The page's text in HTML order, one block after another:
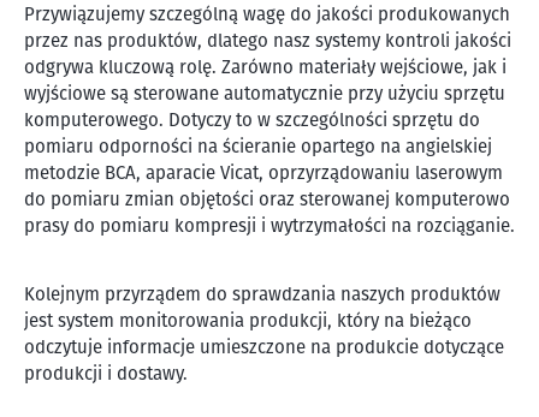
Przywiązujemy szczególną wagę do jakości produkowanych
przez nas produktów, dlatego nasz systemy kontroli jakości
odgrywa kluczową rolę. Zarówno materiały wejściowe, jak i
wyjściowe są sterowane automatycznie przy użyciu sprzętu
komputerowego. Dotyczy to w szczególności sprzętu do
pomiaru odporności na ścieranie opartego na angielskiej
metodzie BCA, aparacie Vicat, oprzyrządowaniu laserowym
do pomiaru zmian objętości oraz sterowanej komputerowo
prasy do pomiaru kompresji i wytrzymałości na rozciąganie.
Kolejnym przyrządem do sprawdzania naszych produktów
jest system monitorowania produkcji, który na bieżąco
odczytuje informacje umieszczone na produkcie dotyczące
produkcji i dostawy.